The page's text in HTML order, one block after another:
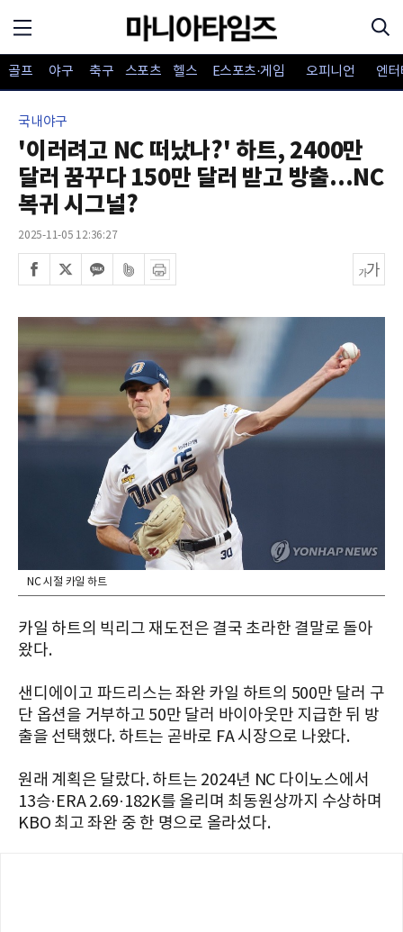
골프 야구 축구 스포츠 헬스 E스포츠·게임 오피니언 엔
국내야구
'이러려고 NC 떠났나?' 하트, 2400만
달러 꿈꾸다 150만 달러 받고 방출...NC
복귀 시그널?
2025-11-05 12:36:27
NC 시절 카일 하트
카일 하트의 빅리그 재도전은 결국 초라한 결말로 돌아
왔다.
샌디에이고 파드리스는 좌완 카일 하트의 500만 달러 구
단 옵션을 거부하고 50만 달러 바이아웃만 지급한 뒤 방
출을 선택했다. 하트는 곧바로 FA 시장으로 나왔다.
원래 계획은 달랐다. 하트는 2024년 NC 다이노스에서
13승·ERA 2.69·182K를 올리며 최동원상까지 수상하며
KBO 최고 좌완 중 한 명으로 올라섰다.